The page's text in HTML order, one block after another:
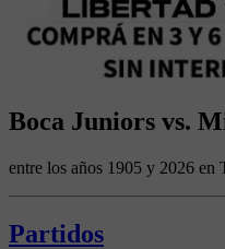
Boca Juniors vs.
entre los años 1905 y 2026 en
Partidos